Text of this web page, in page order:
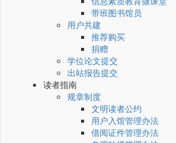
带班图书馆员
用户共建
推荐购买
捐赠
学位论文提交
出站报告提交
读者指南
规章制度
文明读者公约
用户入馆管理办法
借阅证件管理办法